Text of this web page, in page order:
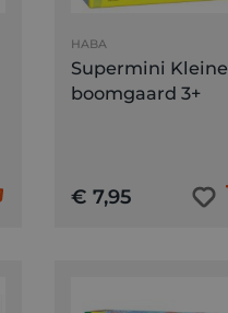
HABA
Supermini Kleine
boomgaard 3+
€ 7,95